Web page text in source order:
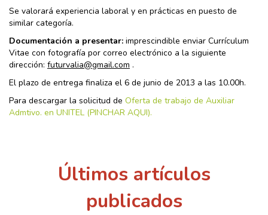
Se valorará experiencia laboral y en prácticas en puesto de
similar categoría.
Documentación a presentar: imprescindible enviar Currículum
Vitae con fotografía por correo electrónico a la siguiente
dirección: futurvalia@gmail.com .
El plazo de entrega finaliza el 6 de junio de 2013 a las 10.00h.
Para descargar la solicitud de Oferta de trabajo de Auxiliar
Admtivo. en UNITEL (PINCHAR AQUI).
Últimos artículos
publicados